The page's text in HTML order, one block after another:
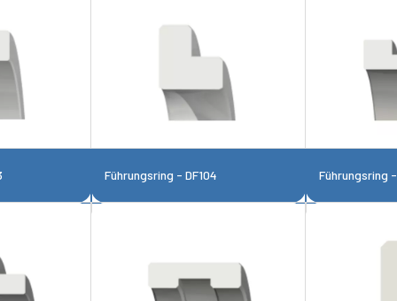
Führungsring - DF104 Führungsring -